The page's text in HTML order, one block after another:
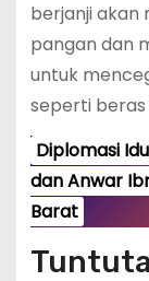
berjanji akan
pangan dan
untuk
seperti beras
Diplomasi
dan Anwar
Barat